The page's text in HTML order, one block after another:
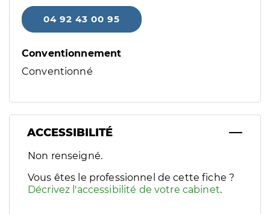
04 92 43 00 95
Conventionnement
Conventionné
ACCESSIBILITÉ
Filtres
Sélectionnez un ou plusieurs handicaps/besoins
Non renseigné.
Vous êtes le professionnel de cette fiche ?
Décrivez l'accessibilité de votre cabinet.